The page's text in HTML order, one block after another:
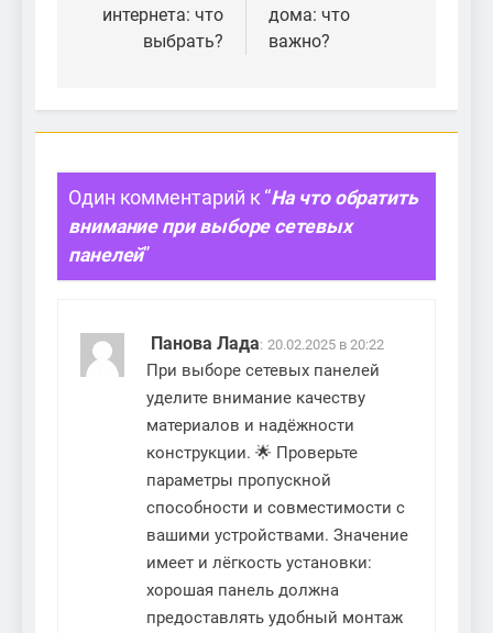
интернета: что
выбрать?
дома: что
важно?
Один комментарий к “На что обратить
внимание при выборе сетевых
панелей”
Панова Лада: 20.02.2025 в 20:22
При выборе сетевых панелей
уделите внимание качеству
материалов и надёжности
конструкции. 🌟 Проверьте
параметры пропускной
способности и совместимости с
вашими устройствами. Значение
имеет и лёгкость установки:
хорошая панель должна
предоставлять удобный монтаж